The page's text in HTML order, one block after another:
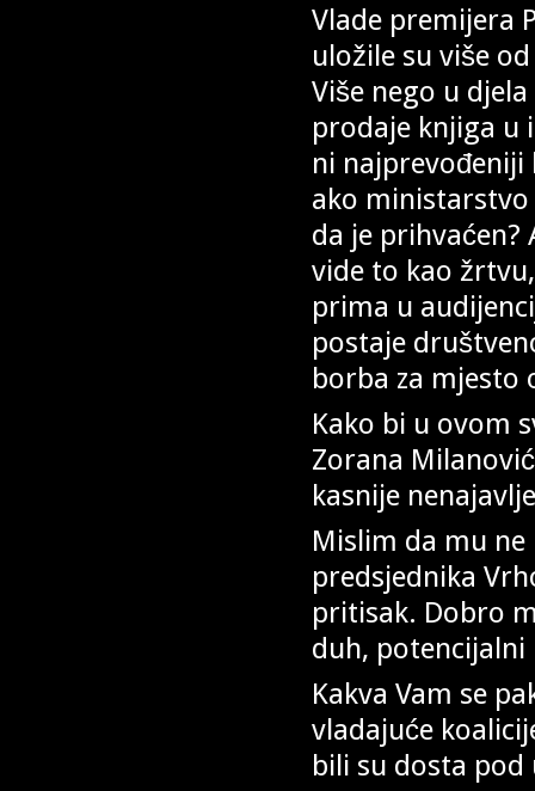
Vlade premijera
uložile su više
Više nego u
prodaje knjiga u
ni najprevođeniji
ako ministarstvo
da je prihvaćen?
vide to kao
prima u
postaje
borba za mjesto
Kako bi u ovom
Zorana
kasnije
Mislim da mu
predsjednika
pritisak. Dobro
duh,
Kakva Vam se
vladajuće
bili su dosta